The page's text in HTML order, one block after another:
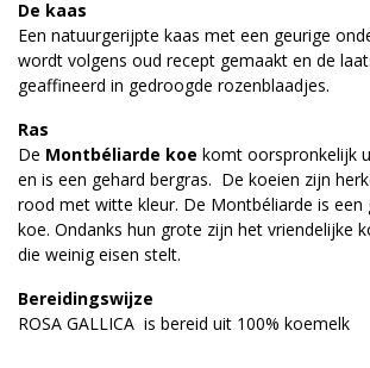
De kaas
Een natuurgerijpte kaas met een geurige
wordt volgens oud recept gemaakt en de
geaffineerd in gedroogde rozenblaadjes.
Ras
De Montbéliarde koe komt oorspronkelijk
en is een gehard bergras. De koeien zijn
rood met witte kleur. De Montbéliarde is een
koe. Ondanks hun grote zijn het vriendelijke
die weinig eisen stelt.
Bereidingswijze
ROSA GALLICA is bereid uit 100% koemelk